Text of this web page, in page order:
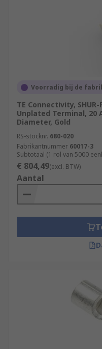
Voorradig bij de
TE Connectivity,
Unplated Terminal, 20
Diameter, Gold
RS-stocknr. 680-020
Fabrikantnummer 60017-3
Subtotaal (1 rol van 5000
€ 804,49(excl. BTW)
Aantal